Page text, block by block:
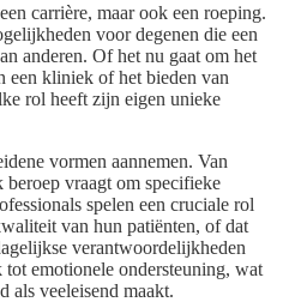
carrière, maar ook een roeping.
voor degenen die een
anderen. Of het nu gaat om het
een kliniek of het bieden van
rol heeft zijn eigen unieke
vormen aannemen. Van
vraagt om specifieke
spelen een cruciale rol
van hun patiënten, of dat
verantwoordelijkheden
emotionele ondersteuning, wat
als veeleisend maakt.